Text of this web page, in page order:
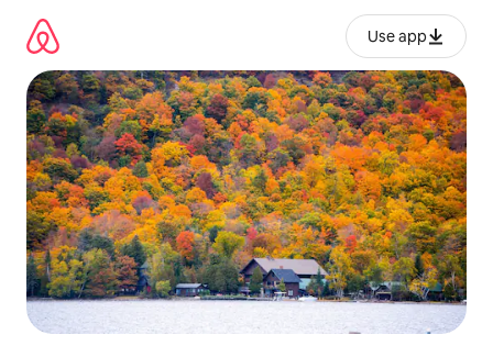
contenido
Use app